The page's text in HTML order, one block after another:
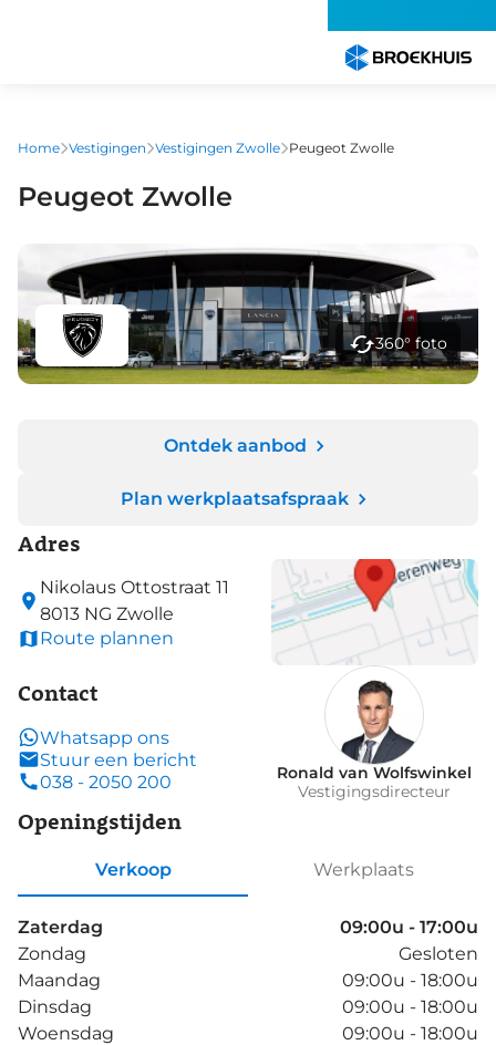
gaan
Home Vestigingen Vestigingen Zwolle Peugeot Zwolle
Peugeot Zwolle
360° foto
Adres
Nikolaus Ottostraat 11
8013 NG Zwolle
Route plannen
Contact
Whatsapp ons
Stuur een bericht
038 - 2050 200
Ronald van Wolfswinkel
Vestigingsdirecteur
Ontdek aanbod
Plan werkplaatsafspraak
Openingstijden
Verkoop Werkplaats
Zaterdag
09:00u - 17:00u
Zondag
Gesloten
Maandag
09:00u - 18:00u
Dinsdag
09:00u - 18:00u
Woensdag
09:00u - 18:00u